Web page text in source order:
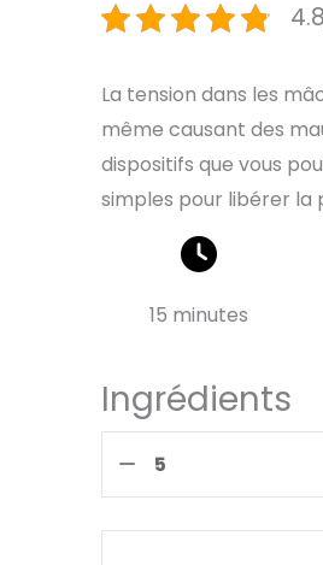
La tension dans les
même causant des
dispositifs que vous
simples pour libérer
15 minutes
Ingrédients